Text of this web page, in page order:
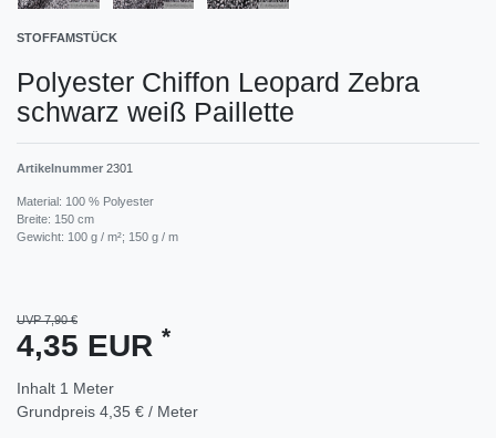
STOFFAMSTÜCK
Polyester Chiffon Leopard Zebra
schwarz weiß Paillette
Artikelnummer 2301
Material: 100 % Polyester
Breite: 150 cm
Gewicht: 100 g / m²; 150 g / m
UVP 7,90 €
4,35 EUR *
Inhalt 1 Meter
Grundpreis 4,35 € / Meter